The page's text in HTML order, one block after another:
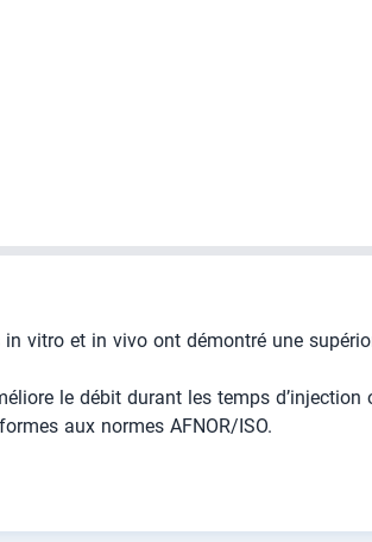
vitro et in vivo ont démontré une
le débit durant les temps d’injection
aux normes AFNOR/ISO.